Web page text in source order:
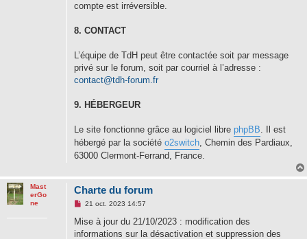
compte est irréversible.
8. CONTACT
L’équipe de TdH peut être contactée soit par message
privé sur le forum, soit par courriel à l’adresse :
contact@tdh-forum.fr
9. HÉBERGEUR
Le site fonctionne grâce au logiciel librephpBB. Il est
hébergé par la sociétéo2switch, Chemin des Pardiaux,
63000 Clermont-Ferrand, France.
Mast
erGo
ne
Charte du forum
M
s
a
21 oct. 2023 14:57
Mise à jour du 21/10/2023 : modification des
informations sur la désactivation et suppression des